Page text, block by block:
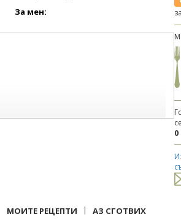
За мен:
0
МОИТЕ РЕЦЕПТИ | АЗ СГОТВИХ